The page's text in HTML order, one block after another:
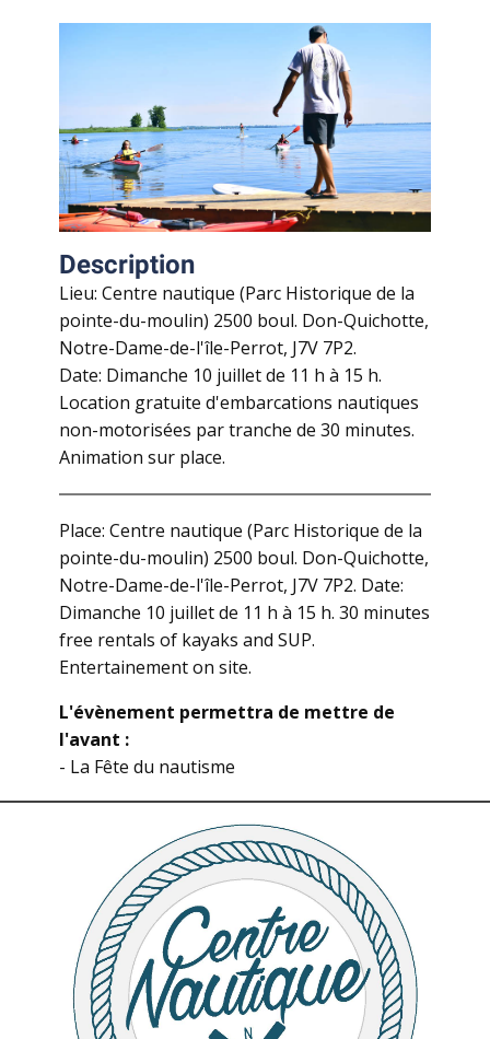
Description
Lieu: Centre nautique (Parc Historique de la
pointe-du-moulin) 2500 boul. Don-Quichotte,
Notre-Dame-de-l'île-Perrot, J7V 7P2.
Date: Dimanche 10 juillet de 11 h à 15 h.
Location gratuite d'embarcations nautiques
non-motorisées par tranche de 30 minutes.
Animation sur place.
Place: Centre nautique (Parc Historique de la
pointe-du-moulin) 2500 boul. Don-Quichotte,
Notre-Dame-de-l'île-Perrot, J7V 7P2. Date:
Dimanche 10 juillet de 11 h à 15 h. 30 minutes
free rentals of kayaks and SUP.
Entertainement on site.
L'évènement permettra de mettre de
l'avant :
- La Fête du nautisme